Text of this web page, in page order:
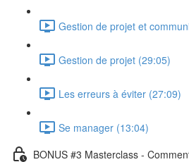
Gestion de projet et
Gestion de projet (29:05)
Les erreurs à éviter (27:09)
Se manager (13:04)
BONUS #3 Masterclass -